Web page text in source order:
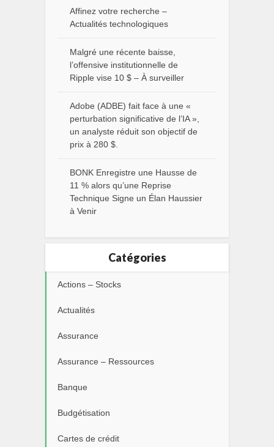
Affinez votre recherche –
Actualités technologiques
Malgré une récente baisse,
l’offensive institutionnelle de
Ripple vise 10 $ – À surveiller
Adobe (ADBE) fait face à une «
perturbation significative de l’IA »,
un analyste réduit son objectif de
prix à 280 $.
BONK Enregistre une Hausse de
11 % alors qu’une Reprise
Technique Signe un Élan Haussier
à Venir
Catégories
Actions – Stocks
Actualités
Assurance
Assurance – Ressources
Banque
Budgétisation
Cartes de crédit